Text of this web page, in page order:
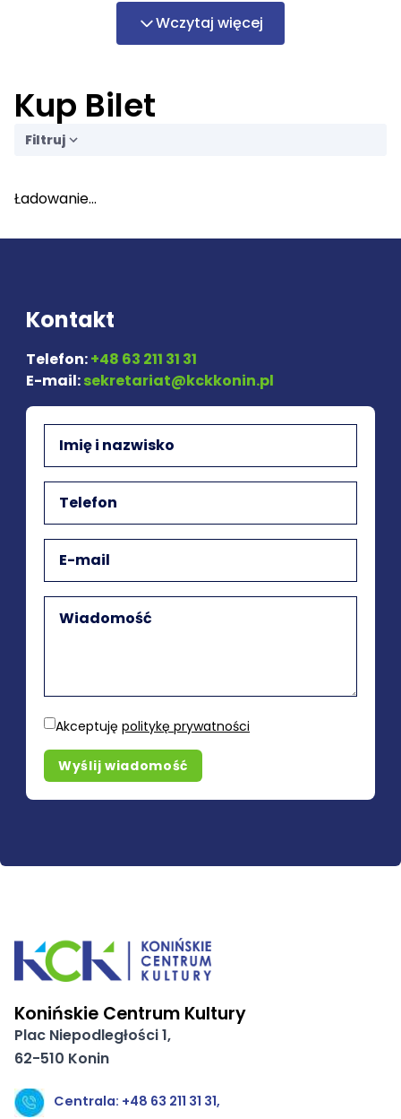
Wczytaj więcej
Kup Bilet
Filtruj
Ładowanie...
Kontakt
Telefon:+48 63 211 31 31
E-mail:sekretariat@kckkonin.pl
Akceptuję politykę prywatności
Wyślij wiadomość
Konińskie Centrum Kultury
Plac Niepodległości 1,
62-510 Konin
Centrala: +48 63 211 31 31,